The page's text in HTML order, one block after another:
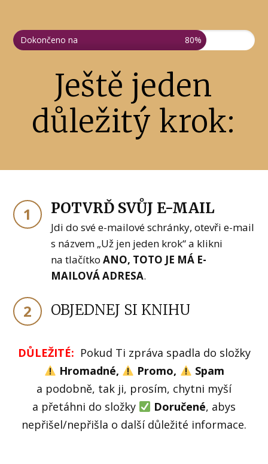
Dokončeno na 80%
Ještě jeden
důležitý krok:
1 POTVRĎ SVŮJ E-MAIL
Jdi do své e-mailové schránky, otevři e-mail
s názvem „Už jen jeden krok“ a klikni
na tlačítkoANO, TOTO JE MÁ E-
MAILOVÁ ADRESA.
2 OBJEDNEJ SI KNIHU
DŮLEŽITÉ: Pokud Ti zpráva spadla do složky
Hromadné,
Promo,
Spam
a podobně, tak ji, prosím, chytni myší
a přetáhni do složky
Doručené, abys
nepřišel/nepřišla o další důležité informace.